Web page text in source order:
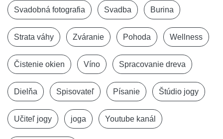
Svadobná fotografia Svadba Burina
Strata váhy Zváranie Pohoda Wellness
Čistenie okien Víno Spracovanie dreva
Dielňa Spisovateľ Písanie Štúdio jogy
Učiteľ jogy joga Youtube kanál